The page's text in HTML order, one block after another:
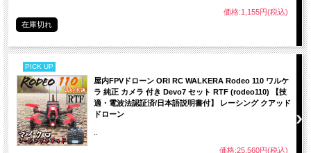
価格:1,155円(税込)
在庫切れ
PICK UP
屋内FPVドローン ORI RC WALKERA Rodeo 110 ワルケ
ラ 純正 カメラ 付き Devo7 セット RTF (rodeo110) 【技
適・電波法認証済/日本語説明書付】 レーシング クアッド
ドローン
価格:25,560円(税込)